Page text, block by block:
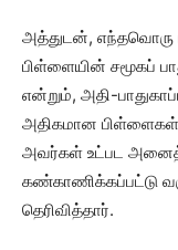
அத்துடன், எந்தவொரு
பிள்ளையின் சமூகப்
என்றும், அதி-
அதிகமான
அவர்கள் உட்பட
கண்காணிக்கப்பட்டு
தெரிவித்தார்.